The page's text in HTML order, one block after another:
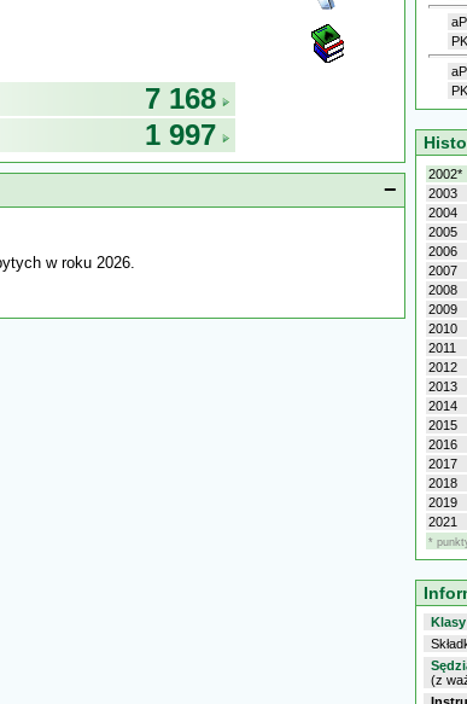
7 168
1 997
−
w roku 2026.
2002*
2003
2004
2005
2006
2007
2008
2009
2010
2011
2012
2013
2014
2015
2016
2017
2018
2019
2021
*
(z